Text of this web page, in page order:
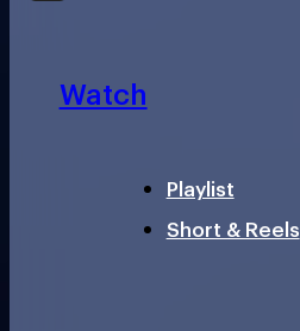
Watch
Playlist
Short & Reels